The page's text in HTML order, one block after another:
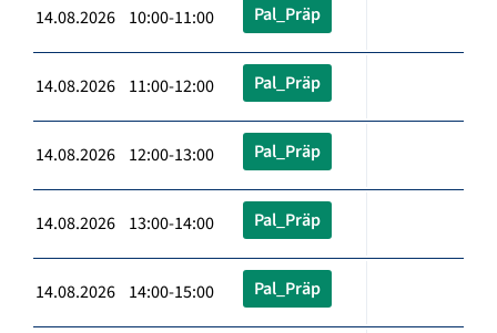
14.08.2026 10:00-11:00 Pal_Präp
14.08.2026 11:00-12:00 Pal_Präp
14.08.2026 12:00-13:00 Pal_Präp
14.08.2026 13:00-14:00 Pal_Präp
14.08.2026 14:00-15:00 Pal_Präp